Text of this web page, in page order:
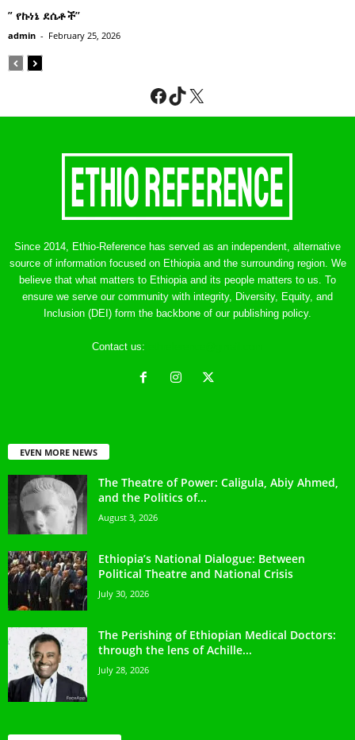
” የኩነኔ ደሴቶች’’
admin - February 25, 2026
Facebook
TikTok
X
Since 2014, Ethio-Reference has served as an independent, alternative
source of information focused on Ethiopia and the surrounding region. We
believe that what matters to Ethiopia and its people matters to us. To
ensure we serve our community with integrity, Diversity, Equity, and
Inclusion (DEI) form the backbone of our publishing policy.
Contact us:
EVEN MORE NEWS
The Theatre of Power: Caligula, Abiy Ahmed,
and the Politics of...
August 3, 2026
Ethiopia’s National Dialogue: Between
Political Theatre and National Crisis
July 30, 2026
The Perishing of Ethiopian Medical Doctors:
through the lens of Achille...
July 28, 2026